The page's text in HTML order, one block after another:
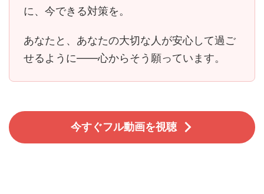
に、今できる対策を。
あなたと、あなたの大切な人が安心して過ご
せるように――心からそう願っています。
今すぐフル動画を視聴